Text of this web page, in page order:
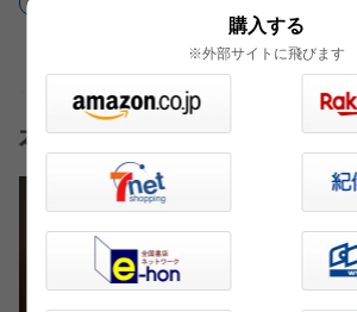
本の話おすすめ記事
購入する
※外部サイトに飛びます